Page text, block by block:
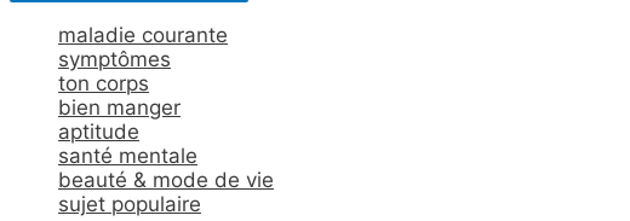
maladie courante
symptômes
ton corps
bien manger
aptitude
santé mentale
beauté & mode de vie
sujet populaire